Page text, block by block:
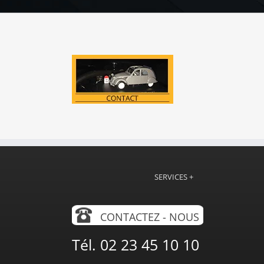
SERVICES +
CONTACTEZ - NOUS
Tél. 02 23 45 10 10